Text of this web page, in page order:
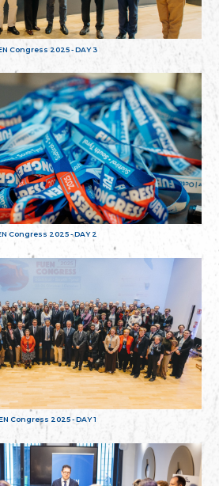
Congress 2025 - DAY 3
Congress 2025 - DAY 2
Congress 2025 - DAY 1